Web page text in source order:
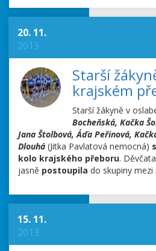
20. 11.
2013
Starší
krajském
Starší žákyně v
Bocheňská, Kačka
Jana Štolbová, Áďa Peřinová,
Dlouhá (Jitka Pavlatová nemocná)
kolo krajského přeboru. Děvčata
jasně postoupila do skupiny mezi
15. 11.
2013